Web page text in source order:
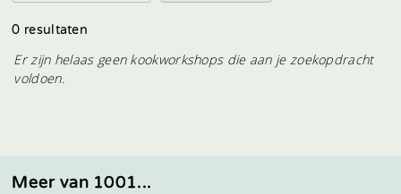
0 resultaten
Er zijn helaas geen kookworkshops die aan je zoekopdracht
voldoen.
Meer van 1001...